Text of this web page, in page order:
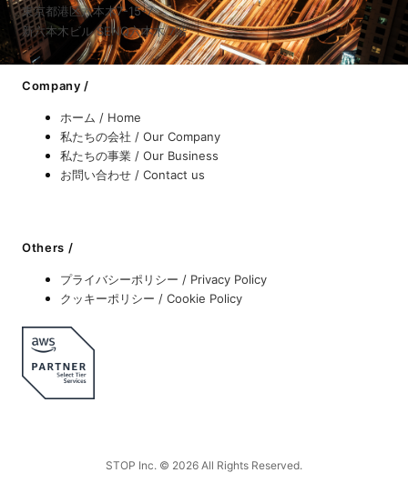
東京都港区六本木7-15-7
新六本木ビル SENQ六本木 7階
Company /
ホーム / Home
私たちの会社 / Our Company
私たちの事業 / Our Business
お問い合わせ / Contact us
Others /
プライバシーポリシー / Privacy Policy
クッキーポリシー / Cookie Policy
STOP Inc. © 2026 All Rights Reserved.